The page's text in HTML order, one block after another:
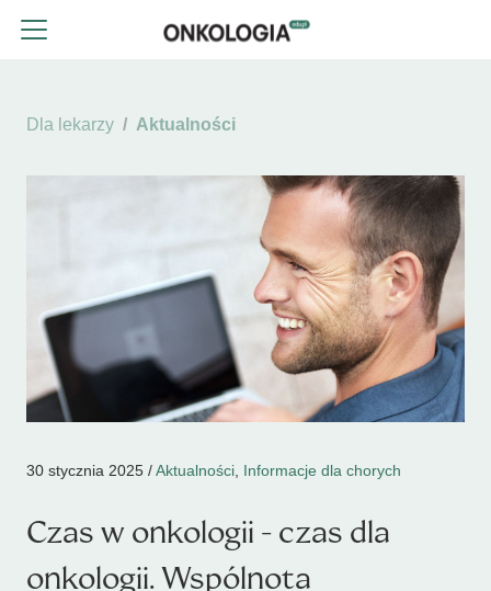
Dla lekarzy Aktualności
30 stycznia 2025 /Aktualności Informacje dla chorych
Czas w onkologii - czas dla
onkologii. Wspólnota